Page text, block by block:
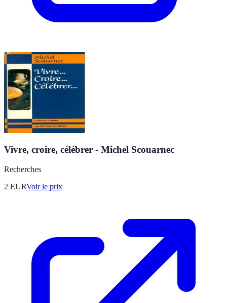
Vivre, croire, célébrer - Michel Scouarnec
Recherches
2 EURVoir le prix